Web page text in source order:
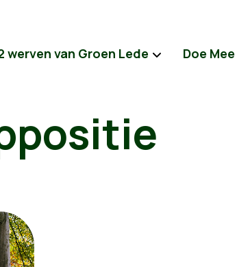
werven van Groen Lede Doe Mee